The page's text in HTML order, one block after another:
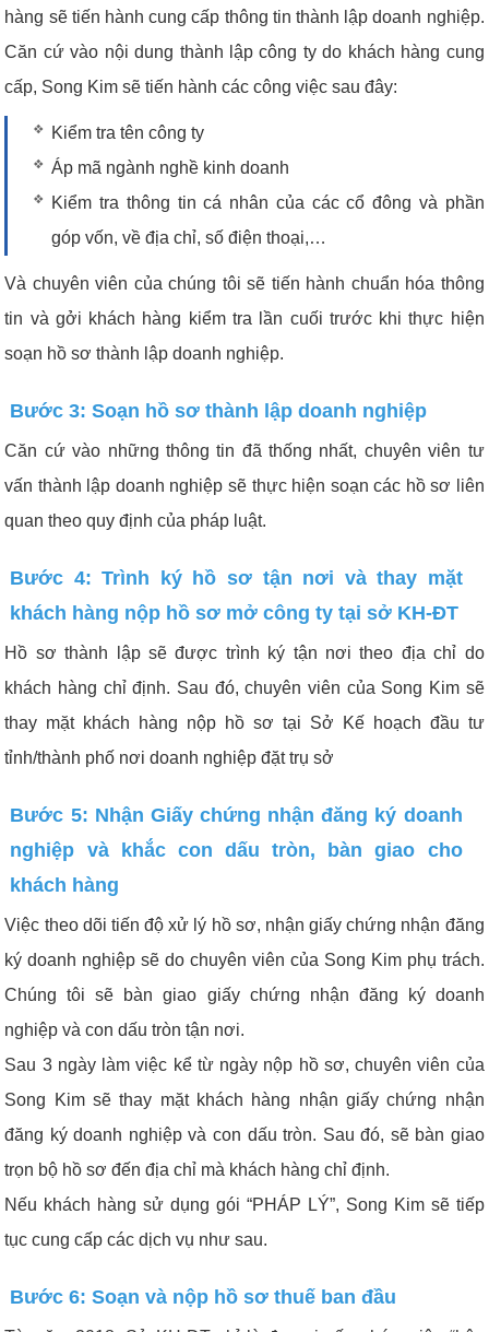
hàng sẽ tiến hành cung cấp thông tin thành lập doanh nghiệp.
Căn cứ vào nội dung thành lập công ty do khách hàng cung
cấp, Song Kim sẽ tiến hành các công việc sau đây:
Kiểm tra tên công ty
Áp mã ngành nghề kinh doanh
Kiểm tra thông tin cá nhân của các cổ đông và phần
góp vốn, về địa chỉ, số điện thoại,…
Và chuyên viên của chúng tôi sẽ tiến hành chuẩn hóa thông
tin và gởi khách hàng kiểm tra lần cuối trước khi thực hiện
soạn hồ sơ thành lập doanh nghiệp.
Bước 3: Soạn hồ sơ thành lập doanh nghiệp
Căn cứ vào những thông tin đã thống nhất, chuyên viên tư
vấn thành lập doanh nghiệp sẽ thực hiện soạn các hồ sơ liên
quan theo quy định của pháp luật.
Bước 4: Trình ký hồ sơ tận nơi và thay mặt
khách hàng nộp hồ sơ mở công ty tại sở KH-ĐT
Hồ sơ thành lập sẽ được trình ký tận nơi theo địa chỉ do
khách hàng chỉ định. Sau đó, chuyên viên của Song Kim sẽ
thay mặt khách hàng nộp hồ sơ tại Sở Kế hoạch đầu tư
tỉnh/thành phố nơi doanh nghiệp đặt trụ sở
Bước 5: Nhận Giấy chứng nhận đăng ký doanh
nghiệp và khắc con dấu tròn, bàn giao cho
khách hàng
Việc theo dõi tiến độ xử lý hồ sơ, nhận giấy chứng nhận đăng
ký doanh nghiệp sẽ do chuyên viên của Song Kim phụ trách.
Chúng tôi sẽ bàn giao giấy chứng nhận đăng ký doanh
nghiệp và con dấu tròn tận nơi.
Sau 3 ngày làm việc kể từ ngày nộp hồ sơ, chuyên viên của
Song Kim sẽ thay mặt khách hàng nhận giấy chứng nhận
đăng ký doanh nghiệp và con dấu tròn. Sau đó, sẽ bàn giao
trọn bộ hồ sơ đến địa chỉ mà khách hàng chỉ định.
Nếu khách hàng sử dụng gói “PHÁP LÝ”, Song Kim sẽ tiếp
tục cung cấp các dịch vụ như sau.
Bước 6: Soạn và nộp hồ sơ thuế ban đầu